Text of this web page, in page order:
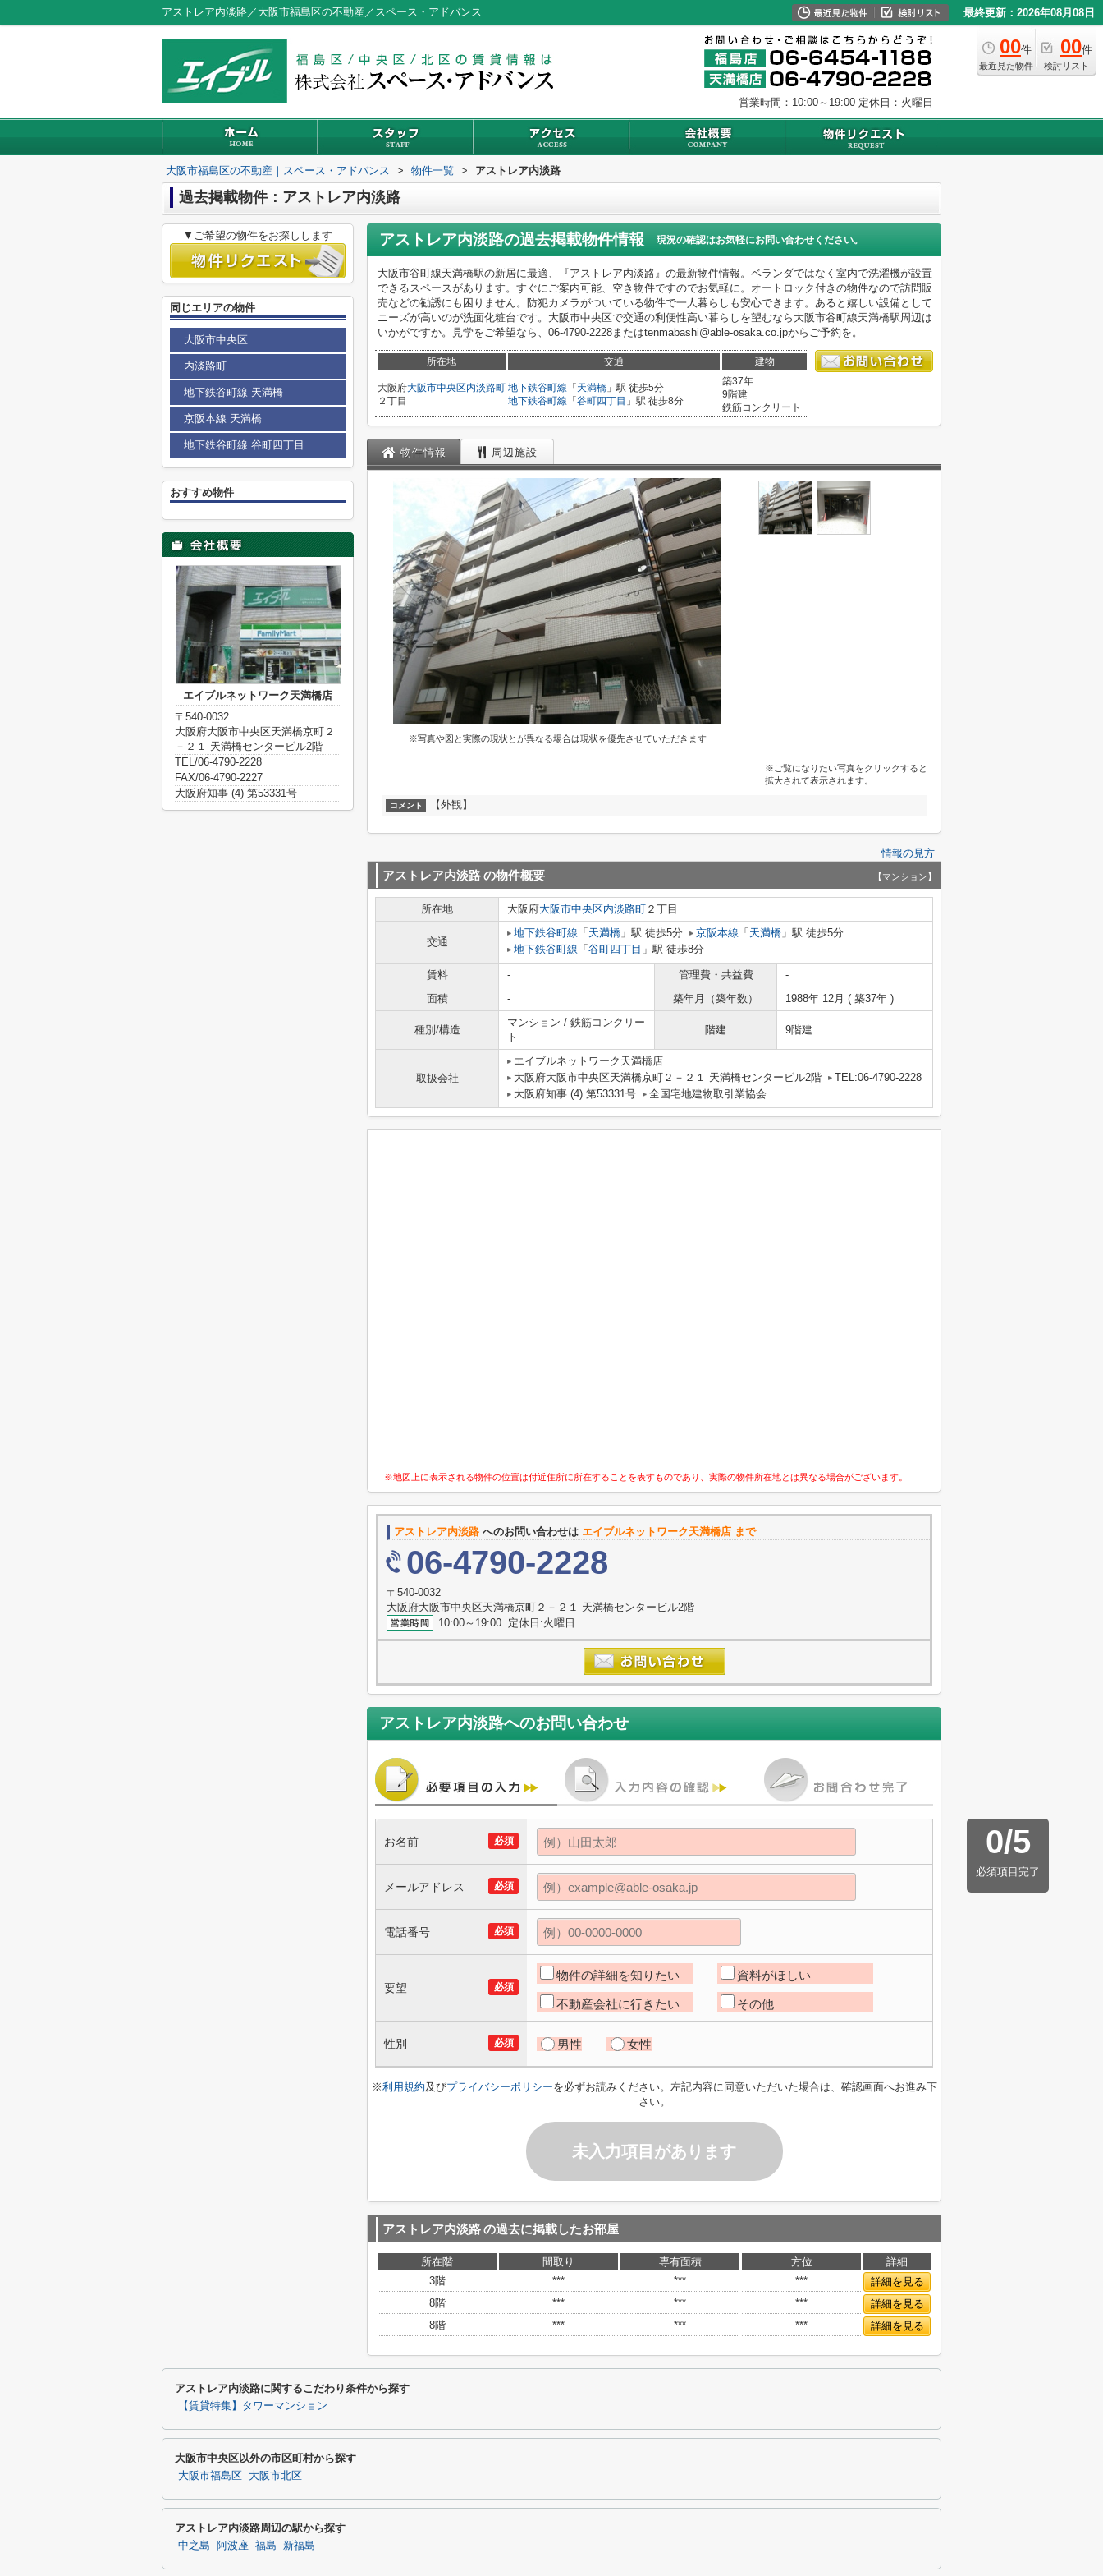
アストレア内淡路／大阪市福島区の不動産／スペース・アドバンス 最終更新：2026年08月08日
00件
最近見た物件
00件
検討リスト
営業時間：10:00～19:00 定休日：火曜日
大阪市福島区の不動産｜スペース・アドバンス > 物件一覧 > アストレア内淡路
過去掲載物件：アストレア内淡路
アストレア内淡路の過去掲載物件情報 現況の確認はお気軽にお問い合わせください。
大阪市谷町線天満橋駅の新居に最適、『アストレア内淡路』の最新物件情報。ベランダではなく室内で洗濯機が設置
できるスペースがあります。すぐにご案内可能、空き物件ですのでお気軽に。オートロック付きの物件なので訪問販
売などの勧誘にも困りません。防犯カメラがついている物件で一人暮らしも安心できます。あると嬉しい設備として
ニーズが高いのが洗面化粧台です。大阪市中央区で交通の利便性高い暮らしを望むなら大阪市谷町線天満橋駅周辺は
いかがですか。見学をご希望なら、06-4790-2228またはtenmabashi@able-osaka.co.jpからご予約を。
所在地 交通 建物
大阪府大阪市中央区内淡路町
２丁目
地下鉄谷町線 「 天満橋 」駅 徒歩5分
地下鉄谷町線 「 谷町四丁目 」駅 徒歩8分
築37年
9階建
鉄筋コンクリート
物件情報 周辺施設
※写真や図と実際の現状とが異なる場合は現状を優先させていただきます
※ご覧になりたい写真をクリックすると
拡大されて表示されます。
コメント 【外観】
情報の見方
アストレア内淡路の物件概要 【マンション】
所在地 大阪府大阪市中央区内淡路町 ２丁目
交通
地下鉄谷町線 「 天満橋 」駅 徒歩5分 京阪本線 「 天満橋 」駅 徒歩5分
地下鉄谷町線 「 谷町四丁目 」駅 徒歩8分
賃料 - 管理費・共益費
-
面積
- 築年月（築年数） 1988年 12月 ( 築37年 )
種別/構造
マンション / 鉄筋コンクリー
ト
階建 9階建
取扱会社
エイブルネットワーク天満橋店
大阪府大阪市中央区天満橋京町２－２１ 天満橋センタービル2階
TEL:06-4790-2228
大阪府知事 (4) 第53331号
全国宅地建物取引業協会
※地図上に表示される物件の位置は付近住所に所在することを表すものであり、実際の物件所在地とは異なる場合がございます。
アストレア内淡路 へのお問い合わせは エイブルネットワーク天満橋店 まで
06-4790-2228
〒540-0032
大阪府大阪市中央区天満橋京町２－２１ 天満橋センタービル2階
10:00～19:00 定休日:火曜日
アストレア内淡路へのお問い合わせ
0/5
必須項目完了
必須
お名前
必須
メールアドレス
必須
電話番号
必須
要望
物件の詳細を知りたい 資料がほしい
不動産会社に行きたい その他
必須
性別 男性 女性
※利用規約及びプライバシーポリシーを必ずお読みください。左記内容に同意いただいた場合は、確認画面へお進み下
さい。
未入力項目があります
アストレア内淡路の過去に掲載したお部屋
所在階 間取り 専有面積 方位
詳細
3階
*** *** ***
詳細を見る
8階
*** *** ***
詳細を見る
8階
*** *** *** 詳細を見る
▼ご希望の物件をお探しします
同じエリアの物件
大阪市中央区
内淡路町
地下鉄谷町線 天満橋
京阪本線 天満橋
地下鉄谷町線 谷町四丁目
おすすめ物件
エイブルネットワーク天満橋店
〒540-0032
大阪府大阪市中央区天満橋京町２
－２１ 天満橋センタービル2階
TEL/06-4790-2228
FAX/06-4790-2227
大阪府知事 (4) 第53331号
アストレア内淡路に関するこだわり条件から探す
【賃貸特集】タワーマンション
大阪市中央区以外の市区町村から探す
大阪市福島区 大阪市北区
アストレア内淡路周辺の駅から探す
中之島 阿波座 福島 新福島